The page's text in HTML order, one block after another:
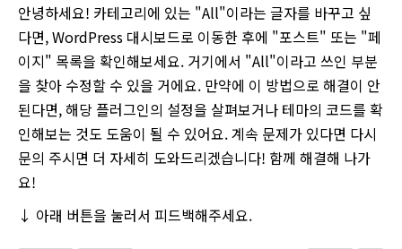
안녕하세요! 카테고리에 있는 "All"이라는 글자를 바꾸고 싶
다면, WordPress 대시보드로 이동한 후에 "포스트" 또는 "페
이지" 목록을 확인해보세요. 거기에서 "All"이라고 쓰인 부분
을 찾아 수정할 수 있을 거에요. 만약에 이 방법으로 해결이 안
된다면, 해당 플러그인의 설정을 살펴보거나 테마의 코드를 확
인해보는 것도 도움이 될 수 있어요. 계속 문제가 있다면 다시
문의 주시면 더 자세히 도와드리겠습니다! 함께 해결해 나가
요!
↓ 아래 버튼을 눌러서 피드백해주세요.